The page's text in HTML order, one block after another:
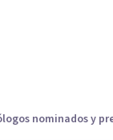
nominados y